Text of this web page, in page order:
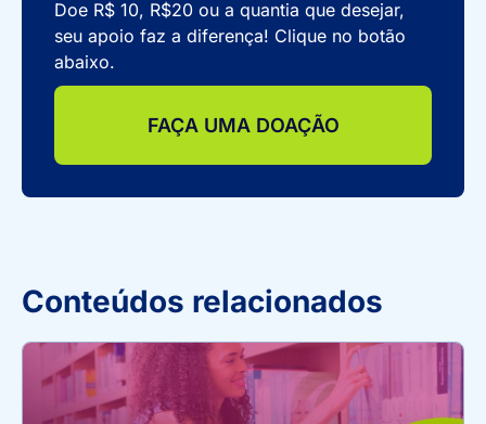
Doe R$ 10, R$20 ou a quantia que desejar,
seu apoio faz a diferença! Clique no botão
abaixo.
FAÇA UMA DOAÇÃO
Conteúdos relacionados